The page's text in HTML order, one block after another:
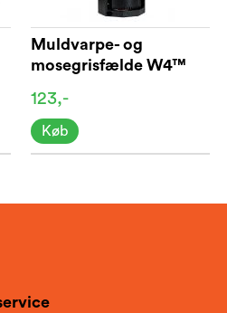
Muldvarpe- og
mosegrisfælde W4™
123,-
Køb